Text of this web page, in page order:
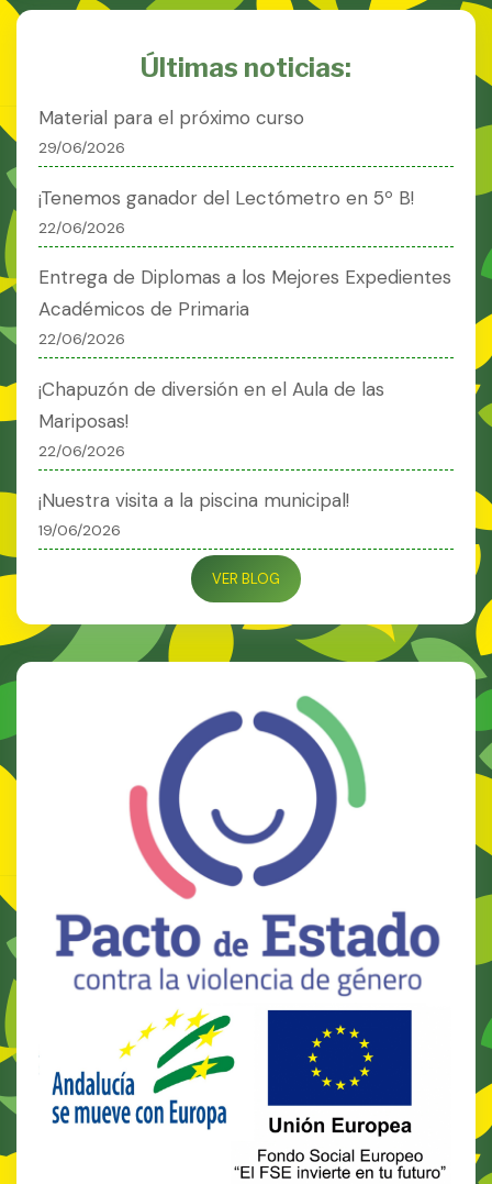
Últimas noticias:
Material para el próximo curso
29/06/2026
¡Tenemos ganador del Lectómetro en 5º B!
22/06/2026
Entrega de Diplomas a los Mejores Expedientes
Académicos de Primaria
22/06/2026
¡Chapuzón de diversión en el Aula de las
Mariposas!
22/06/2026
¡Nuestra visita a la piscina municipal!
19/06/2026
VER BLOG